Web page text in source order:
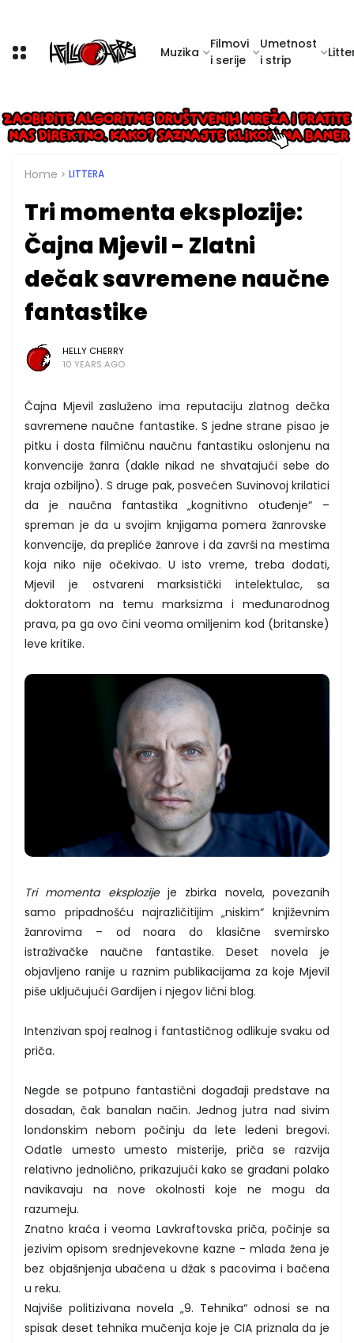
Muzika
Filmovi
i serije
Umetnost
i strip
Home LITTERA
Tri momenta eksplozije:
Čajna Mjevil - Zlatni
dečak savremene naučne
fantastike
HELLY CHERRY
10 YEARS AGO
Čajna Mjevil zasluženo ima reputaciju zlatnog dečka
savremene naučne fantastike. S jedne strane pisao je
pitku i dosta filmičnu naučnu fantastiku oslonjenu na
konvencije žanra (dakle nikad ne shvatajući sebe do
kraja ozbiljno). S druge pak, posvećen Suvinovoj krilatici
da je naučna fantastika „kognitivno otuđenje“ –
spreman je da u svojim knjigama pomera žanrovske
konvencije, da prepliće žanrove i da završi na mestima
koja niko nije očekivao. U isto vreme, treba dodati,
Mjevil je ostvareni marksistički intelektulac, sa
doktoratom na temu marksizma i međunarodnog
prava, pa ga ovo čini veoma omiljenim kod (britanske)
leve kritike.
Tri momenta eksplozije je zbirka novela, povezanih
samo pripadnošću najrazličitijim „niskim“ književnim
žanrovima – od noara do klasične svemirsko
istraživačke naučne fantastike. Deset novela je
objavljeno ranije u raznim publikacijama za koje Mjevil
piše uključujući Gardijen i njegov lični blog.
Intenzivan spoj realnog i fantastičnog odlikuje svaku od
priča.
Negde se potpuno fantastični događaji predstave na
dosadan, čak banalan način. Jednog jutra nad sivim
londonskim nebom počinju da lete ledeni bregovi.
Odatle umesto umesto misterije, priča se razvija
relativno jednolično, prikazujući kako se građani polako
navikavaju na nove okolnosti koje ne mogu da
razumeju.
Znatno kraća i veoma Lavkraftovska priča, počinje sa
jezivim opisom srednjevekovne kazne - mlada žena je
bez objašnjenja ubačena u džak s pacovima i bačena
u reku.
Najviše politizivana novela „9. Tehnika“ odnosi se na
spisak deset tehnika mučenja koje je CIA priznala da je